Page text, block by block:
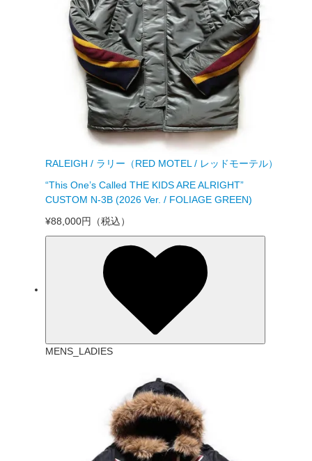
RALEIGH / ラリー（RED MOTEL / レッドモーテル）
“This One’s Called THE KIDS ARE ALRIGHT”
CUSTOM N-3B (2026 Ver. / FOLIAGE GREEN)
¥88,000円
（税込）
MENS_LADIES